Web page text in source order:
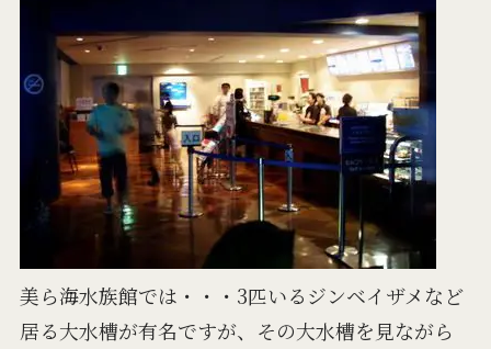
美ら海水族館では・・・3匹いるジンベイザメなど
居る大水槽が有名ですが、その大水槽を見ながら